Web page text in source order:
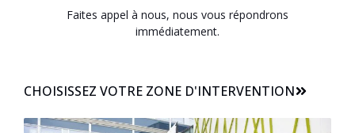
Faites appel à nous, nous vous répondrons
immédiatement.
CHOISISSEZ VOTRE ZONE D'INTERVENTION